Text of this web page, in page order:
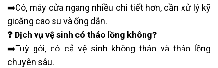
➡️Có, máy cửa ngang nhiều chi tiết hơn, cần xử lý kỹ
gioăng cao su và ống dẫn.
❓ Dịch vụ vệ sinh có tháo lồng không?
➡️Tuỳ gói, có cả vệ sinh không tháo và tháo lồng
chuyên sâu.